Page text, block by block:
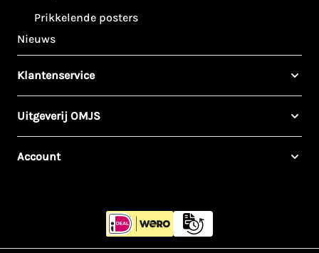
Prikkelende posters
Nieuws
Klantenservice
Uitgeverij OMJS
Account